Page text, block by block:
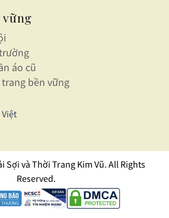
áo cũ
bền vững
Sợi và Thời Trang Kim Vũ. All Rights
Reserved.